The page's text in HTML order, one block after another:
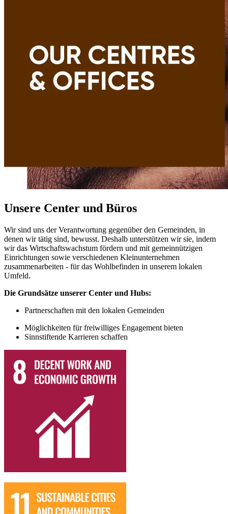
Unsere Center und Büros
Wir sind uns der Verantwortung gegenüber den Gemeinden, in
denen wir tätig sind, bewusst. Deshalb unterstützen wir sie, indem
wir das Wirtschaftswachstum fördern und mit gemeinnützigen
Einrichtungen sowie verschiedenen Kleinunternehmen
zusammenarbeiten - für das Wohlbefinden in unserem lokalen
Umfeld.
Die Grundsätze unserer Center und Hubs:
Partnerschaften mit den lokalen Gemeinden
Möglichkeiten für freiwilliges Engagement bieten
Sinnstiftende Karrieren schaffen